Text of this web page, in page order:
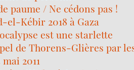
paume / Ne cédons pas !
el-Kébir 2018 à Gaza
est une starlette
de Thorens-Glières par
mai 2011